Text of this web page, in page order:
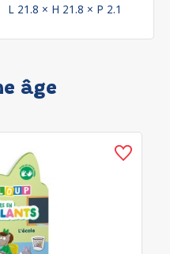
L 21.8 × H 21.8 × P 2.1
âge